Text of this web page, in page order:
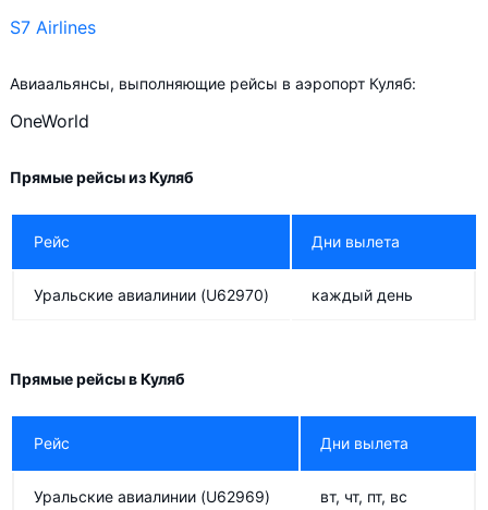
S7 Airlines
Авиаальянсы, выполняющие рейсы в аэропорт Куляб:
OneWorld
Прямые рейсы из Куляб
Рейс Дни вылета
Уральские авиалинии (U62970) каждый день
Прямые рейсы в Куляб
Рейс Дни вылета
Уральские авиалинии (U62969) вт, чт, пт, вс